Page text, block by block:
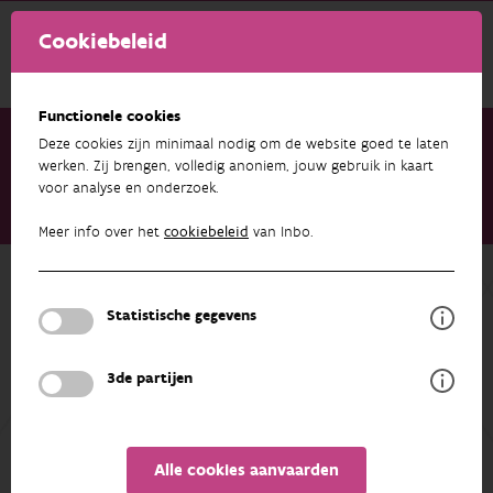
Cookiebeleid
Functionele cookies
Deze cookies zijn minimaal nodig om de website goed te laten
werken. Zij brengen, volledig anoniem, jouw gebruik in kaart
voor analyse en onderzoek.
Meer info over het cookiebeleid van Inbo.
Statistische gegevens
3de partijen
Alle cookies aanvaarden
Onderzoek & resultaten
Best Practices for Managing and Publishing Camera Trap Data
Terug naar overzicht
Best Practices for Managing and
De samenvatting is helaas nog niet in het Nederlands